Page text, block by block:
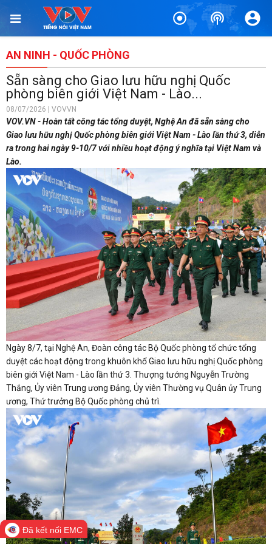
AN NINH - QUỐC PHÒNG
Sẵn sàng cho Giao lưu hữu nghị Quốc
phòng biên giới Việt Nam - Lào...
08/07/2026 | VOVVN
VOV.VN - Hoàn tất công tác tổng duyệt, Nghệ An đã sẵn sàng cho
Giao lưu hữu nghị Quốc phòng biên giới Việt Nam - Lào lần thứ 3, diễn
ra trong hai ngày 9-10/7 với nhiều hoạt động ý nghĩa tại Việt Nam và
Lào.
Ngày 8/7, tại Nghệ An, Đoàn công tác Bộ Quốc phòng tổ chức tổng
duyệt các hoạt động trong khuôn khổ Giao lưu hữu nghị Quốc phòng
biên giới Việt Nam - Lào lần thứ 3. Thượng tướng Nguyễn Trường
Thắng, Ủy viên Trung ương Đảng, Ủy viên Thường vụ Quân ủy Trung
ương, Thứ trưởng Bộ Quốc phòng chủ trì.
Đã kết nối EMC